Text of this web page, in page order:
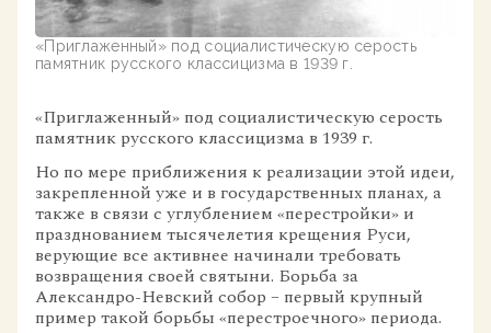
«Приглаженный» под социалистическую серость
памятник русского классицизма в 1939 г.
«Приглаженный» под социалистическую серость
памятник русского классицизма в 1939 г.
Но по мере приближения к реализации этой идеи,
закрепленной уже и в государственных планах, а
также в связи с углублением «перестройки» и
празднованием тысячелетия крещения Руси,
верующие все активнее начинали требовать
возвращения своей святыни. Борьба за
Александро-Невский собор – первый крупный
пример такой борьбы «перестроечного» периода.